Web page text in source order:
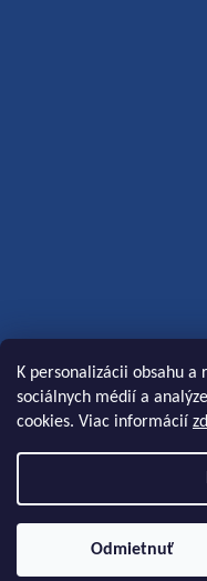
K personalizácii obsahu
sociálnych médií a
cookies. Viac informácií
Odmietnuť
Copyright 2026Koloidní